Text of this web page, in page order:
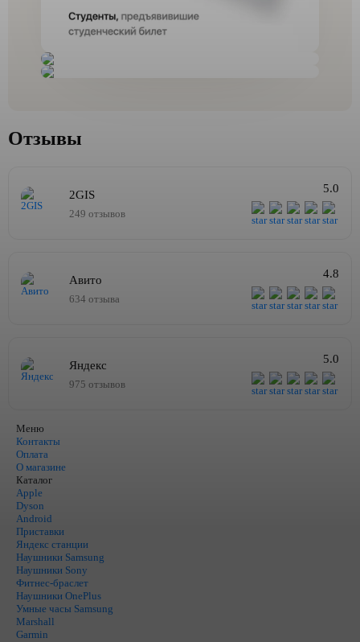
Отзывы
2GIS
249 отзывов
5.0
Авито
634 отзыва
4.8
Яндекс
975 отзывов
5.0
Меню
Контакты
Оплата
О магазине
Каталог
Apple
Dyson
Android
Приставки
Яндекс станции
Наушники Samsung
Наушники Sony
Фитнес-браслет
Наушники OnePlus
Умные часы Samsung
Marshall
Garmin